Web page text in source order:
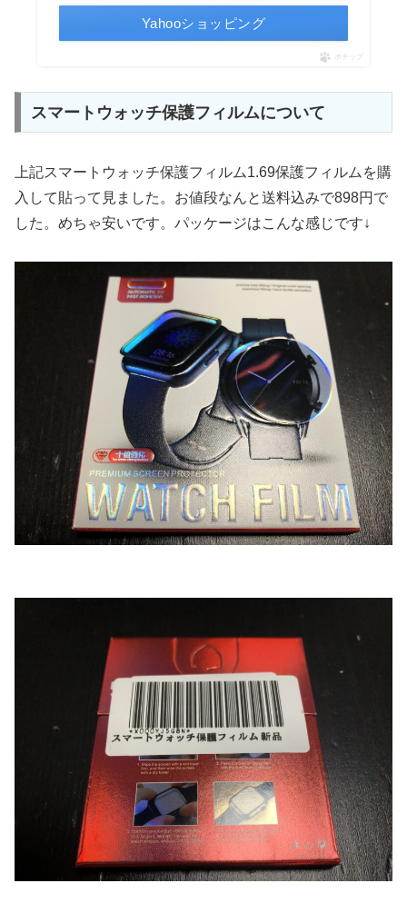
Yahooショッピング
ポチップ
スマートウォッチ保護フィルムについて
上記スマートウォッチ保護フィルム1.69保護フィルムを購
入して貼って見ました。お値段なんと送料込みで898円で
した。めちゃ安いです。パッケージはこんな感じです↓